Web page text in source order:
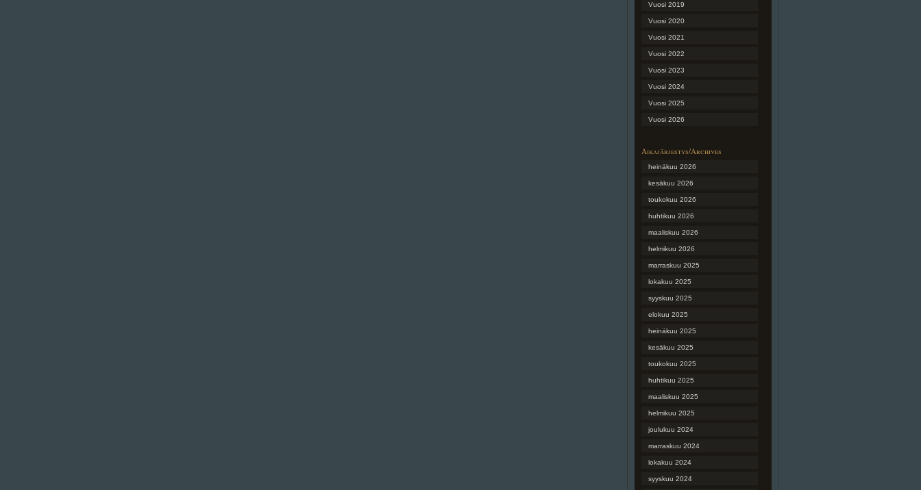
Vuosi 2019
Vuosi 2020
Vuosi 2021
Vuosi 2022
Vuosi 2023
Vuosi 2024
Vuosi 2025
Vuosi 2026
Aikajärjestys/Archives
heinäkuu 2026
kesäkuu 2026
toukokuu 2026
huhtikuu 2026
maaliskuu 2026
helmikuu 2026
marraskuu 2025
lokakuu 2025
syyskuu 2025
elokuu 2025
heinäkuu 2025
kesäkuu 2025
toukokuu 2025
huhtikuu 2025
maaliskuu 2025
helmikuu 2025
joulukuu 2024
marraskuu 2024
lokakuu 2024
syyskuu 2024